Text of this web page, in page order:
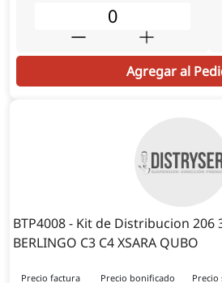
Agregar al
BTP4008 - Kit de Distribucion 206
BERLINGO C3 C4 XSARA QUBO
Precio factura Precio bonificado Precio